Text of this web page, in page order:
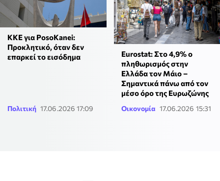
ΚΚΕ για PosoKanei:
Προκλητικό, όταν δεν
επαρκεί το εισόδημα
Πολιτική 17.06.2026 17:09
Eurostat: Στο 4,9% ο
πληθωρισμός στην
Ελλάδα τον Μάιο –
Σημαντικά πάνω από τον
μέσο όρο της Ευρωζώνης
Οικονομία 17.06.2026 15:31